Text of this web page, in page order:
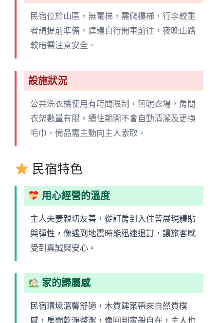
民宿位於山區，無電梯，需爬樓梯，行李較重
者請提前準備，建議自行開車前往，夜晚山路
較暗需注意安全。
設施狀況
公共洗衣機使用有時間限制，無曬衣場，房間
衣架數量有限，續住期間不會自動清潔及更換
毛巾，備品需主動向主人索取。
民宿特色
用心經營的溫度
主人夫妻親切友善，從訂房到入住皆展現體貼
與彈性，像遇到地震時能迅速退訂，讓旅客感
受到真誠與安心。
家的歸屬感
民宿環境溫馨舒適，木質建築帶來自然質樸
感，房間乾淨整潔，像回到家般自在，主人也